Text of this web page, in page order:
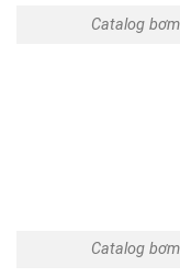
Catalog
Catalog